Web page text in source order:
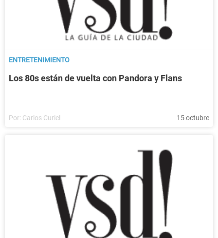
ENTRETENIMIENTO
Los 80s están de vuelta con Pandora y Flans
Por: Carlos Curiel 15 octubre